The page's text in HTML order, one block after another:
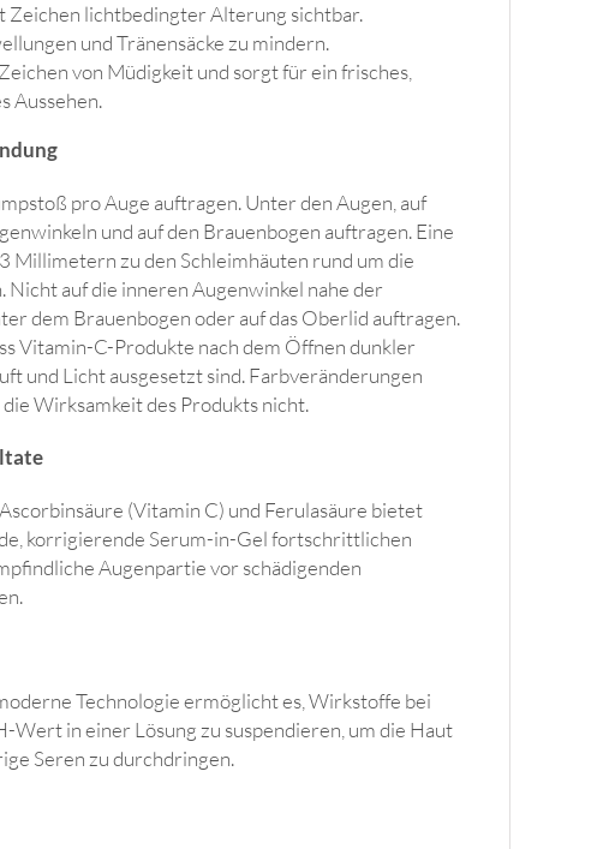
Zeichen lichtbedingter Alterung sichtbar.
und Tränensäcke zu mindern.
von Müdigkeit und sorgt für ein frisches,
Aussehen.
pro Auge auftragen. Unter den Augen, auf
und auf den Brauenbogen auftragen. Eine
Millimetern zu den Schleimhäuten rund um die
Nicht auf die inneren Augenwinkel nahe der
dem Brauenbogen oder auf das Oberlid auftragen.
Vitamin-C-Produkte nach dem Öffnen dunkler
und Licht ausgesetzt sind. Farbveränderungen
Wirksamkeit des Produkts nicht.
(Vitamin C) und Ferulasäure bietet
korrigierende Serum-in-Gel fortschrittlichen
Augenpartie vor schädigenden
Technologie ermöglicht es, Wirkstoffe bei
Wert in einer Lösung zu suspendieren, um die Haut
Seren zu durchdringen.